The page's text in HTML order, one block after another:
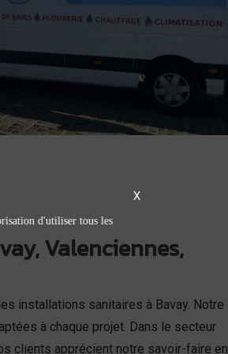
Valenciennes,
installations sanitaires à Bavay. Notre
à chaque projet. Dans le secteur
clients apprécient notre savoir-faire en
X
d'utiliser tous les